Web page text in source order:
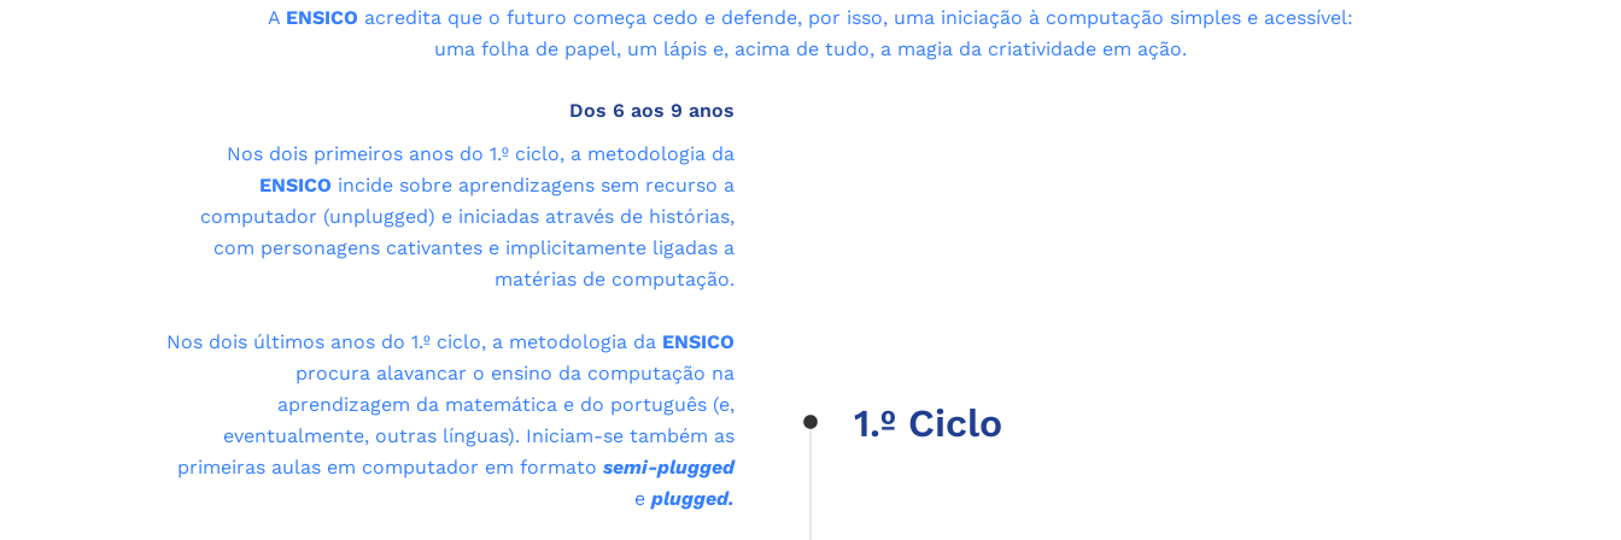
A ENSICO acredita que o futuro começa cedo e defende, por isso, uma iniciação à computação simples e acessível:
uma folha de papel, um lápis e, acima de tudo, a magia da criatividade em ação.
Dos 6 aos 9 anos
Nos dois primeiros anos do 1.º ciclo, a metodologia da
ENSICO incide sobre aprendizagens sem recurso a
computador (unplugged) e iniciadas através de histórias,
com personagens cativantes e implicitamente ligadas a
matérias de computação.
Nos dois últimos anos do 1.º ciclo, a metodologia da ENSICO
procura alavancar o ensino da computação na
aprendizagem da matemática e do português (e,
eventualmente, outras línguas). Iniciam-se também as
primeiras aulas em computador em formatosemi-plugged
eplugged.
1.º Ciclo